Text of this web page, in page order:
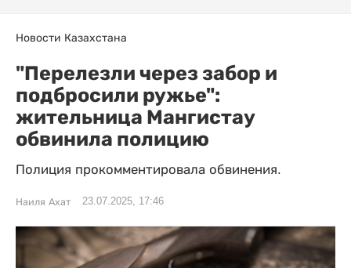
Новости Казахстана
"Перелезли через забор и
подбросили ружье":
жительница Мангистау
обвинила полицию
Полиция прокомментировала обвинения.
Наиля Ахат 23.07.2025, 17:46